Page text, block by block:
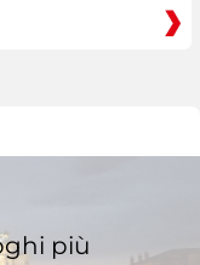
più